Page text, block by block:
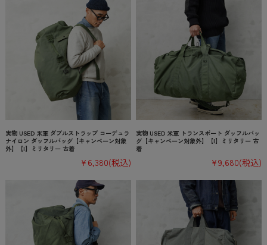
実物 USED 米軍 ダブルストラップ コーデュラ
ナイロン ダッフルバッグ【キャンペーン対象
外】【I】ミリタリー 古着
¥6,380(税込)
実物 USED 米軍 トランスポート ダッフルバッ
グ【キャンペーン対象外】【I】ミリタリー 古
着
¥9,680(税込)